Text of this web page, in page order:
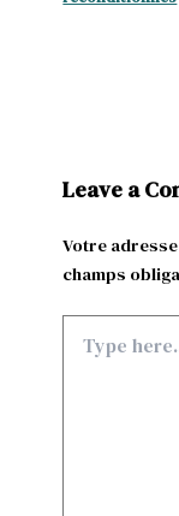
Leave a
Votre
champs
here..